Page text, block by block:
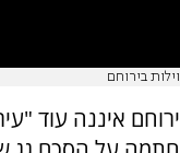
וילות בירוחם
ירוחם איננה עוד